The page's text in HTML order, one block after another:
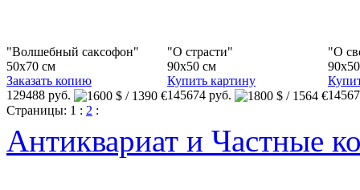
"Волшебный саксофон"
50x70 см
Заказать копию
129488 руб.
"О страсти"
90x50 см
Купить картину
145674 руб.
"О
Страницы: 1 : 2 :
Антиквариат и Частные